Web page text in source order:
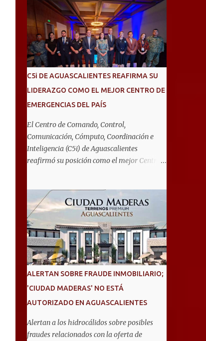
C5i DE AGUASCALIENTES REAFIRMA SU
LIDERAZGO COMO EL MEJOR CENTRO DE
EMERGENCIAS DEL PAÍS
El Centro de Comando, Control,
Comunicación, Cómputo, Coordinación e
Inteligencia (C5i) de Aguascalientes
reafirmó su posición como el mejor Centro
reconocido por Airbus Public Safety and
Security México por su liderazgo en la
implementación de tecnología e innovación
aplicada a la seguridad pública y la atención
de emergencias. Este encuentro reunió a
autoridades, especialistas nacionales e
internacionales y representantes de
intercambiar conocimientos y conocer las
tendencias más avanzadas en la materia. La
señaló que este reconocimiento es resultado
ALERTAN SOBRE FRAUDE INMOBILIARIO;
'CIUDAD MADERAS' NO ESTÁ
AUTORIZADO EN AGUASCALIENTES
Alertan a los hidrocálidos sobre posibles
fraudes relacionados con la oferta de